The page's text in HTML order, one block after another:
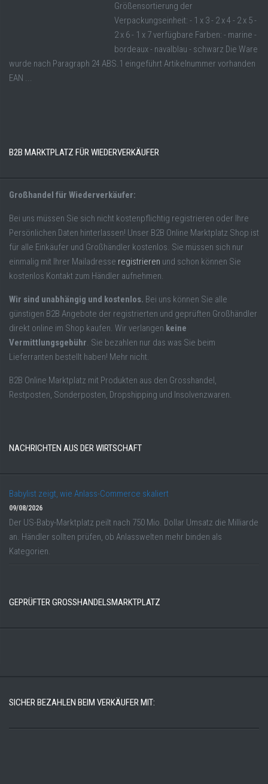
Größensortierung der
Verpackungseinheit: - 1 x 3 - 2 x 4 - 2 x 5 -
2 x 6 - 1 x 7 verfügbare Farben: - marine -
bordeaux - navalblau - schwarz Die Ware
wurde nach Paragraph 24 ABS.1 eingeführt Artikelnummer vorhanden
EAN ...
B2B MARKTPLATZ FÜR WIEDERVERKÄUFER
Großhandel für Wiederverkäufer:
Bei uns müssen Sie sich nicht kostenpflichtig registrieren oder Ihre
Persönlichen Daten hinterlassen! Unser B2B Online Marktplatz Shop ist
für alle Einkäufer und Großhändler kostenlos. Sie müssen sich nur
einmalig mit Ihrer Mailadresse registrieren und schon können Sie
kostenlos Kontakt zum Händler aufnehmen.
Wir sind unabhängig und kostenlos. Bei uns können Sie alle
günstigen B2B Angebote der registrierten und geprüften Großhändler
direkt online im Shop kaufen. Wir verlangen keine
Vermittlungsgebühr. Sie bezahlen nur das was Sie beim
Lieferranten bestellt haben! Mehr nicht.
B2B Online Marktplatz mit Produkten aus den Grosshandel,
Restposten, Sonderposten, Dropshipping und Insolvenzwaren.
NACHRICHTEN AUS DER WIRTSCHAFT
Babylist zeigt, wie Anlass-Commerce skaliert
09/08/2026
Der US-Baby-Marktplatz peilt nach 750 Mio. Dollar Umsatz die Milliarde
an. Händler sollten prüfen, ob Anlasswelten mehr binden als
Kategorien.
GEPRÜFTER GROSSHANDELSMARKTPLATZ
SICHER BEZAHLEN BEIM VERKÄUFER MIT: